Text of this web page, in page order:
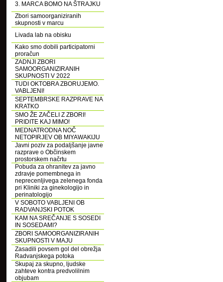
3. MARCA BOMO NA ŠTRAJKU
Zbori samoorganiziranih
skupnosti v marcu
Livada lab na obisku
Kako smo dobili participatorni
proračun
ZADNJI ZBORI
SAMOORGANIZIRANIH
SKUPNOSTI V 2022
TUDI OKTOBRA ZBORUJEMO.
VABLJENI!
SEPTEMBRSKE RAZPRAVE NA
KRATKO
SMO ŽE ZAČELI Z ZBORI!
PRIDITE KAJ MIMO!
MEDNATRODNA NOČ
NETOPIRJEV OB MIYAWAKIJU
Javni poziv za podaljšanje javne
razprave o Občinskem
prostorskem načrtu
Pobuda za ohranitev za javno
zdravje pomembnega in
neprecenljivega zelenega fonda
pri Kliniki za ginekologijo in
perinatologijo
V SOBOTO VABLJENI OB
RADVANJSKI POTOK
KAM NA SREČANJE S SOSEDI
IN SOSEDAMI?
ZBORI SAMOORGANIZIRANIH
SKUPNOSTI V MAJU
Zasadili povsem gol del obrežja
Radvanjskega potoka
Skupaj za skupno, ljudske
zahteve kontra predvolilnim
objubam